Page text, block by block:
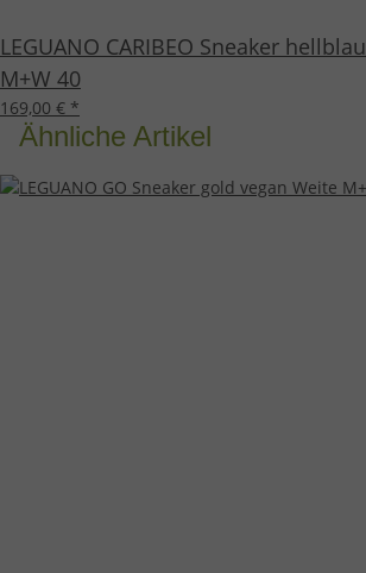
LEGUANO CARIBEO Sneaker
M+W 40
169,00 € *
Ähnliche Artikel